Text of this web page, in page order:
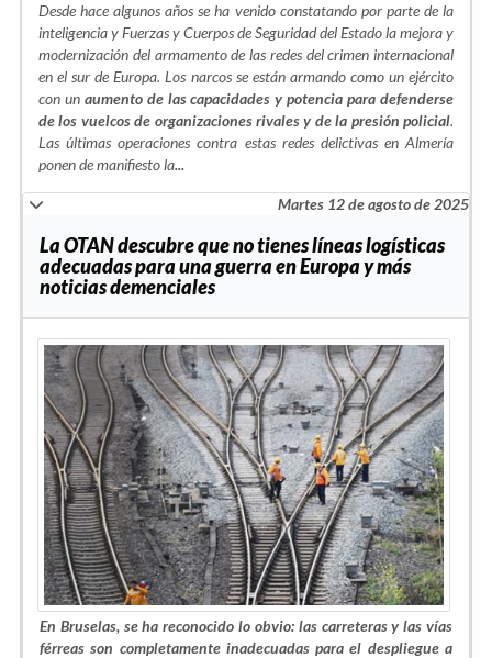
Desde hace algunos años se ha venido constatando por parte de la
inteligencia y Fuerzas y Cuerpos de Seguridad del Estado la mejora y
modernización del armamento de las redes del crimen internacional
en el sur de Europa. Los narcos se están armando como un ejército
con un aumento de las capacidades y potencia para defenderse
de los vuelcos de organizaciones rivales y de la presión policial.
Las últimas operaciones contra estas redes delictivas en Almería
ponen de manifiesto la...
Martes 12 de agosto de 2025
La OTAN descubre que no tienes líneas logísticas
adecuadas para una guerra en Europa y más
noticias demenciales
En Bruselas, se ha reconocido lo obvio: las carreteras y las vías
férreas son completamente inadecuadas para el despliegue a